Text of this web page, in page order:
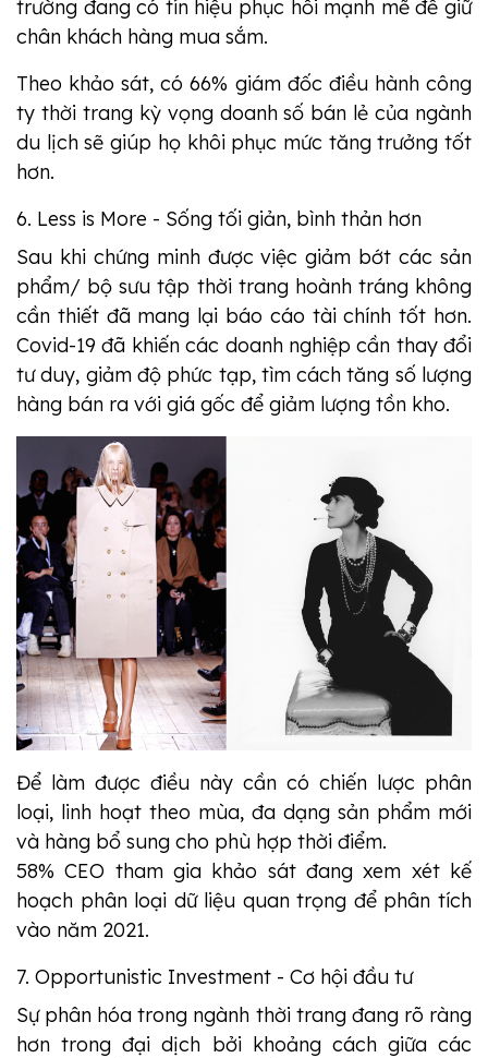
trường đang có tín hiệu phục hồi mạnh mẽ để giữ
chân khách hàng mua sắm.
Theo khảo sát, có 66% giám đốc điều hành công
ty thời trang kỳ vọng doanh số bán lẻ của ngành
du lịch sẽ giúp họ khôi phục mức tăng trưởng tốt
hơn.
6. Less is More - Sống tối giản, bình thản hơn
Sau khi chứng minh được việc giảm bớt các sản
phẩm/ bộ sưu tập thời trang hoành tráng không
cần thiết đã mang lại báo cáo tài chính tốt hơn.
Covid-19 đã khiến các doanh nghiệp cần thay đổi
tư duy, giảm độ phức tạp, tìm cách tăng số lượng
hàng bán ra với giá gốc để giảm lượng tồn kho.
Để làm được điều này cần có chiến lược phân
loại, linh hoạt theo mùa, đa dạng sản phẩm mới
và hàng bổ sung cho phù hợp thời điểm.
58% CEO tham gia khảo sát đang xem xét kế
hoạch phân loại dữ liệu quan trọng để phân tích
vào năm 2021.
7. Opportunistic Investment - Cơ hội đầu tư
Sự phân hóa trong ngành thời trang đang rõ ràng
hơn trong đại dịch bởi khoảng cách giữa các